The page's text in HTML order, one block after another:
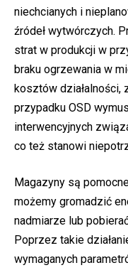
niechcianych i
źródeł wytwórczych.
strat w produkcji w
braku ogrzewania w
kosztów działalności,
przypadku OSD
interwencyjnych
co też stanowi
Magazyny są
możemy gromadzić
nadmiarze lub
Poprzez takie
wymaganych